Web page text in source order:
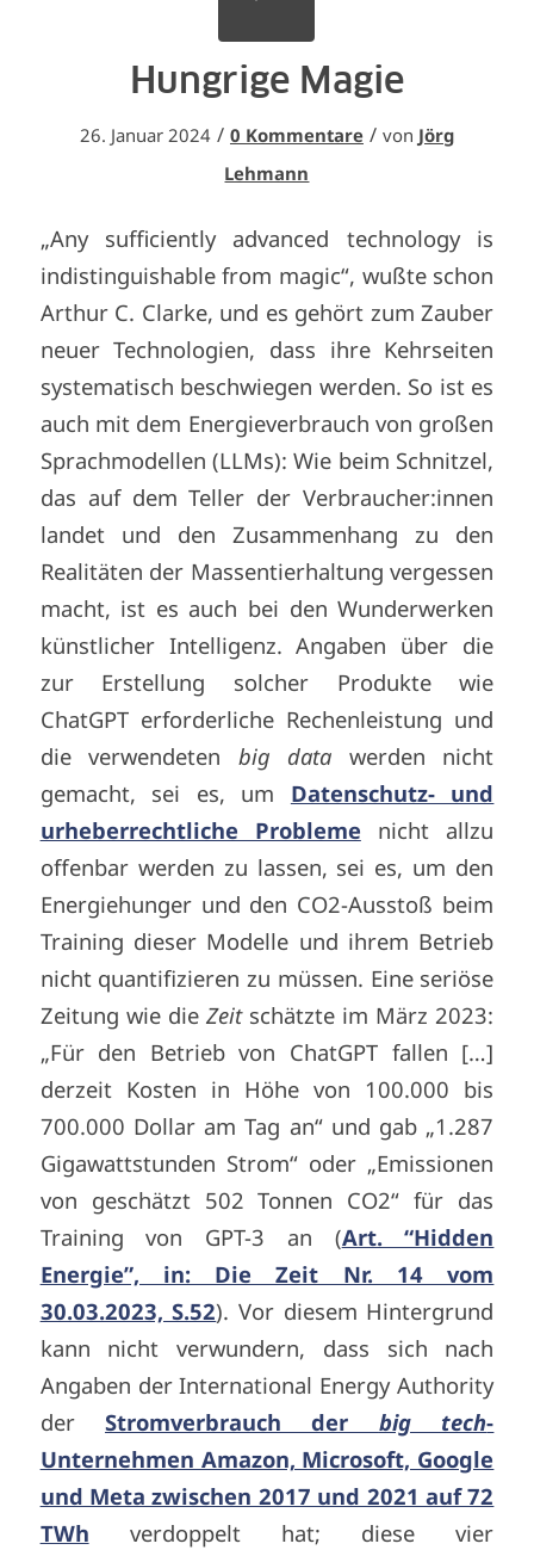
Hungrige Magie
26. Januar 2024 / 0 Kommentare / von Jörg
Lehmann
„Any sufficiently advanced technology is
indistinguishable from magic“, wußte schon
Arthur C. Clarke, und es gehört zum Zauber
neuer Technologien, dass ihre Kehrseiten
systematisch beschwiegen werden. So ist es
auch mit dem Energieverbrauch von großen
Sprachmodellen (LLMs): Wie beim Schnitzel,
das auf dem Teller der Verbraucher:innen
landet und den Zusammenhang zu den
Realitäten der Massentierhaltung vergessen
macht, ist es auch bei den Wunderwerken
künstlicher Intelligenz. Angaben über die
zur Erstellung solcher Produkte wie
ChatGPT erforderliche Rechenleistung und
die verwendeten big data werden nicht
gemacht, sei es, um Datenschutz- und
urheberrechtliche Probleme nicht allzu
offenbar werden zu lassen, sei es, um den
Energiehunger und den CO2-Ausstoß beim
Training dieser Modelle und ihrem Betrieb
nicht quantifizieren zu müssen. Eine seriöse
Zeitung wie die Zeitschätzte im März 2023:
„Für den Betrieb von ChatGPT fallen […]
derzeit Kosten in Höhe von 100.000 bis
700.000 Dollar am Tag an“ und gab „1.287
Gigawattstunden Strom“ oder „Emissionen
von geschätzt 502 Tonnen CO2“ für das
Training von GPT-3 an (Art. “Hidden
Energie”, in: Die Zeit Nr. 14 vom
30.03.2023, S.52). Vor diesem Hintergrund
kann nicht verwundern, dass sich nach
Angaben der International Energy Authority
derStromverbrauch der big tech-
Unternehmen Amazon, Microsoft, Google
und Meta zwischen 2017 und 2021 auf 72
TWh verdoppelt hat; diese vier